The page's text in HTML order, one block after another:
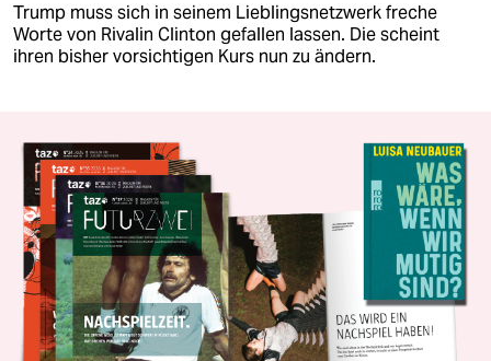
Trump muss sich in seinem Lieblingsnetzwerk freche
Worte von Rivalin Clinton gefallen lassen. Die scheint
ihren bisher vorsichtigen Kurs nun zu ändern.